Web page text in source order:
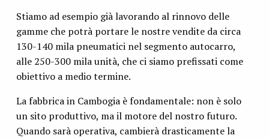
Stiamo ad esempio già lavorando al rinnovo delle
gamme che potrà portare le nostre vendite da circa
130-140 mila pneumatici nel segmento autocarro,
alle 250-300 mila unità, che ci siamo prefissati come
obiettivo a medio termine.
La fabbrica in Cambogia è fondamentale: non è solo
un sito produttivo, ma il motore del nostro futuro.
Quando sarà operativa, cambierà drasticamente la